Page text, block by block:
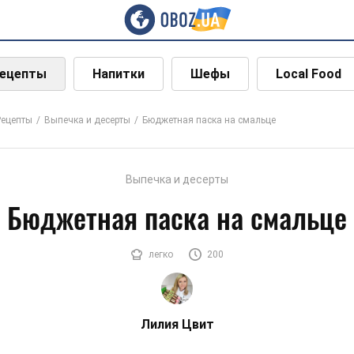
Напитки Шефы Local Food
Выпечка и десерты Бюджетная паска на смальце
Выпечка и десерты
Бюджетная паска на смальце
легко 200
Лилия Цвит